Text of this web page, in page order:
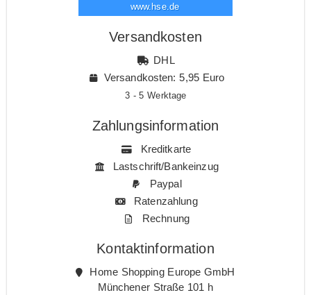
www.hse.de
Versandkosten
DHL
Versandkosten: 5,95 Euro
3 - 5 Werktage
Zahlungsinformation
Kreditkarte
Lastschrift/Bankeinzug
Paypal
Ratenzahlung
Rechnung
Kontaktinformation
Home Shopping Europe GmbH
Münchener Straße 101 h